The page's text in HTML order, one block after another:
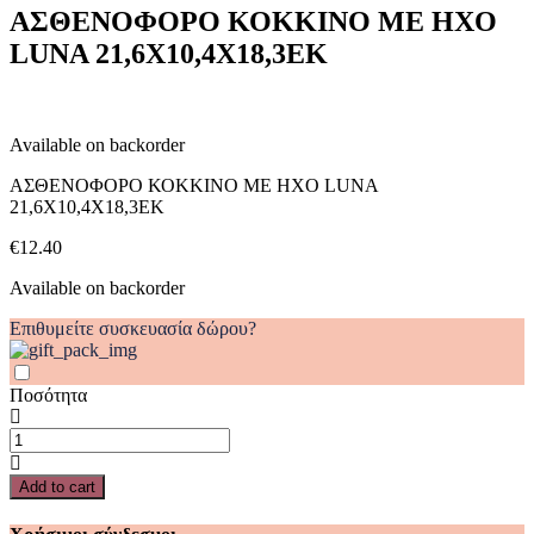
LUNA
21,6X10,4X18,3ΕΚ
quantity
ΑΣΘΕΝΟΦΟΡΟ ΚΟΚΚΙΝΟ ΜΕ ΗΧΟ
LUNA 21,6X10,4X18,3ΕΚ
Available on backorder
ΑΣΘΕΝΟΦΟΡΟ ΚΟΚΚΙΝΟ ΜΕ ΗΧΟ LUNA
21,6X10,4X18,3ΕΚ
€12.40
Available on backorder
Επιθυμείτε συσκευασία δώρου?
Ποσότητα
ΑΣΘΕΝΟΦΟΡΟ
ΚΟΚΚΙΝΟ
ΜΕ
ΗΧΟ
LUNA
Add to cart